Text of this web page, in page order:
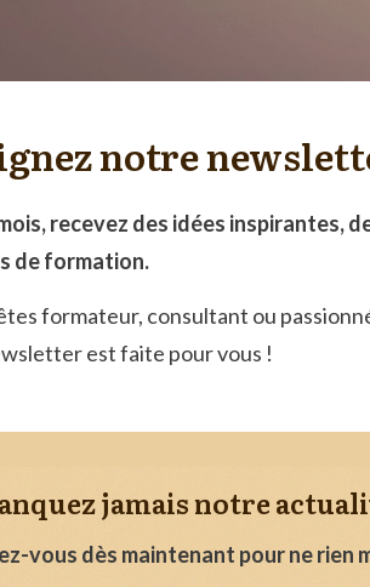
notre
recevez des idées
de formation.
formateur, consultant ou
est faite pour vous !
jamais notre
vous dès maintenant pour ne rien